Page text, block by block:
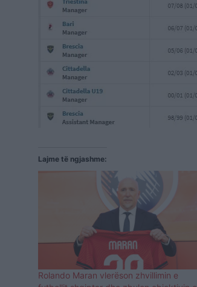
Lajme të ngjashme:
Rolando Maran vlerëson zhvillimin e